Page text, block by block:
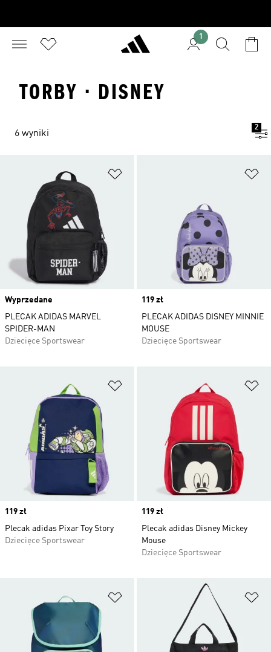
1
TORBY · DISNEY
6 wyniki
2
Wyprzedane
PLECAK ADIDAS MARVEL
SPIDER-MAN
Dziecięce Sportswear
Price
119 zł
PLECAK ADIDAS DISNEY MINNIE
MOUSE
Dziecięce Sportswear
Dodaj do listy życzeń
Price
119 zł
Plecak adidas Pixar Toy Story
Dziecięce Sportswear
Price
119 zł
Plecak adidas Disney Mickey
Mouse
Dziecięce Sportswear
Dodaj do listy życzeń